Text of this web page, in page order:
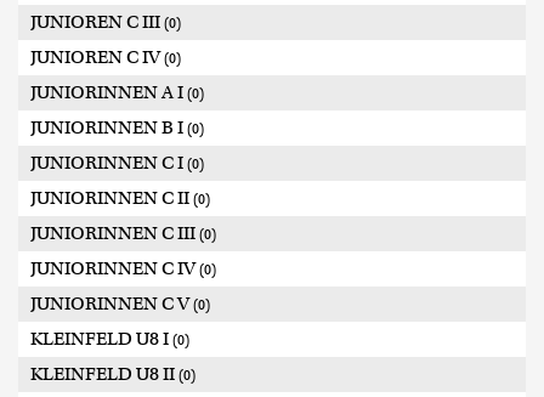
JUNIOREN C III (0)
JUNIOREN C IV(0)
JUNIORINNEN A I (0)
JUNIORINNEN B I (0)
JUNIORINNEN C I (0)
JUNIORINNEN C II (0)
JUNIORINNEN C III (0)
JUNIORINNEN C IV(0)
JUNIORINNEN C V(0)
KLEINFELD U8 I (0)
KLEINFELD U8 II (0)